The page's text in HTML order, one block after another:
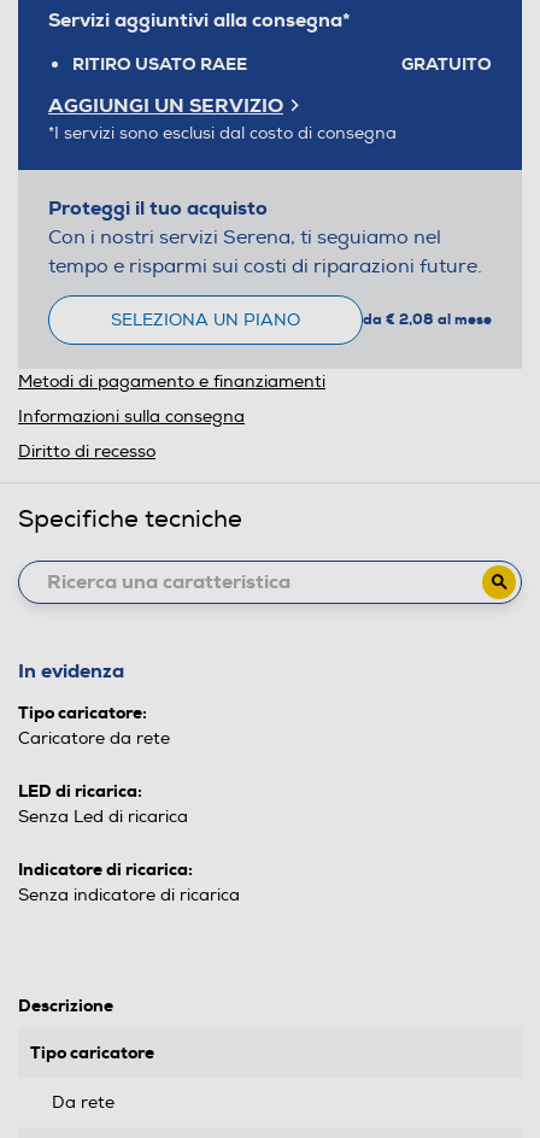
Servizi aggiuntivi alla consegna*
RITIRO USATO RAEE GRATUITO
AGGIUNGI UN SERVIZIO
*I servizi sono esclusi dal costo di consegna
Proteggi il tuo acquisto
Con i nostri servizi Serena, ti seguiamo nel
tempo e risparmi sui costi di riparazioni future.
SELEZIONA UN PIANO da € 2,08 al mese
Metodi di pagamento e finanziamenti
Informazioni sulla consegna
Diritto di recesso
Specifiche tecniche
In evidenza
Tipo caricatore:
Caricatore da rete
LED di ricarica:
Senza Led di ricarica
Indicatore di ricarica:
Senza indicatore di ricarica
Descrizione
Tipo caricatore
Da rete